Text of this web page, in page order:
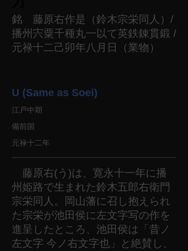
銘 藤原右作是（鈴木宗栄同人）/
播州宍粟千種丸一以て英鉄錬貫鍛 /
元禄十二己卯年八月日（業物）
U (Same as Soei)
江戸中期
備前国
元禄十二年
藤原右(う)は、寛永十一年に播
州姫路で生まれた鈴木五郎右衛門
宗栄同人。岡山藩に召し抱えられ
た宗栄が池田侯に左文字写の作を
進呈したところ、池田侯は「昔ノ
左文字 今ノ右文字也」と絶賛し、